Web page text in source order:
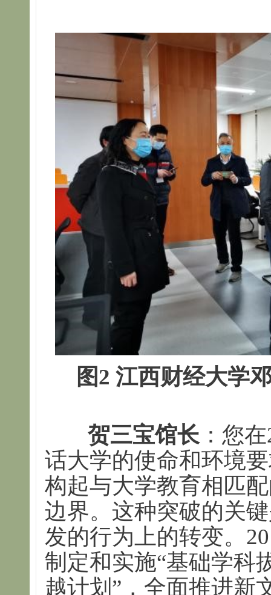
图2 江西财经大学
贺三宝馆长 ：您
话大学的使命和环境
构起与大学教育相匹
边界。这种突破的关
发的行为上的转变。
制定和实施“基础学科
越计划”，全面推进新